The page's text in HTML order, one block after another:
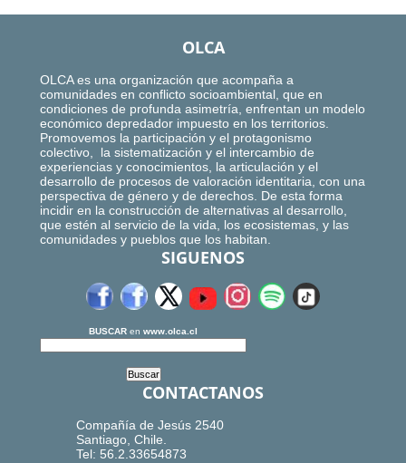
OLCA
OLCA es una organización que acompaña a
comunidades en conflicto socioambiental, que en
condiciones de profunda asimetría, enfrentan un modelo
económico depredador impuesto en los territorios.
Promovemos la participación y el protagonismo
colectivo, la sistematización y el intercambio de
experiencias y conocimientos, la articulación y el
desarrollo de procesos de valoración identitaria, con una
perspectiva de género y de derechos. De esta forma
incidir en la construcción de alternativas al desarrollo,
que estén al servicio de la vida, los ecosistemas, y las
comunidades y pueblos que los habitan.
SIGUENOS
BUSCAR en www.olca.cl
CONTACTANOS
Compañía de Jesús 2540
Santiago, Chile.
Tel: 56.2.33654873